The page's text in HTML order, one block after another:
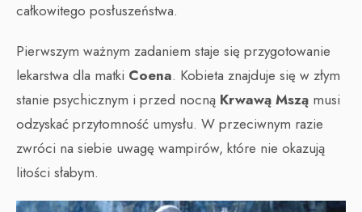
całkowitego posłuszeństwa.
Pierwszym ważnym zadaniem staje się przygotowanie
lekarstwa dla matki Coena. Kobieta znajduje się w złym
stanie psychicznym i przed nocną Krwawą Mszą musi
odzyskać przytomność umysłu. W przeciwnym razie
zwróci na siebie uwagę wampirów, które nie okazują
litości słabym.